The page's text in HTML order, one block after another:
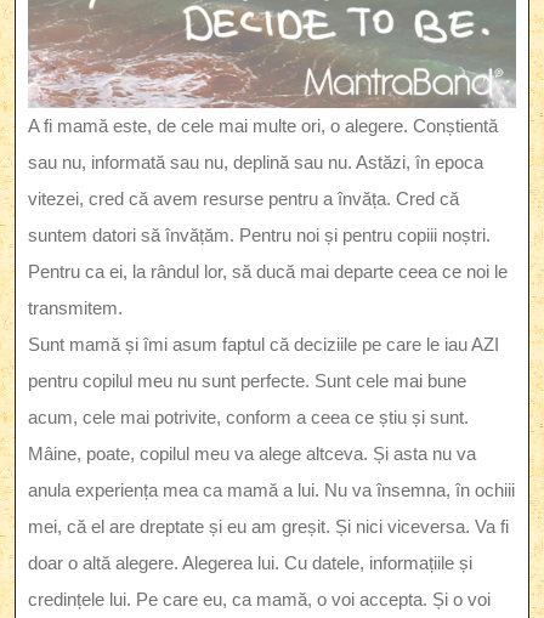
A fi mamă este, de cele mai multe ori, o alegere. Conștientă
sau nu, informată sau nu, deplină sau nu. Astăzi, în epoca
vitezei, cred că avem resurse pentru a învăța. Cred că
suntem datori să învățăm. Pentru noi și pentru copiii noștri.
Pentru ca ei, la rândul lor, să ducă mai departe ceea ce noi le
transmitem.
Sunt mamă și îmi asum faptul că deciziile pe care le iau AZI
pentru copilul meu nu sunt perfecte. Sunt cele mai bune
acum, cele mai potrivite, conform a ceea ce știu și sunt.
Mâine, poate, copilul meu va alege altceva. Și asta nu va
anula experiența mea ca mamă a lui. Nu va însemna, în ochiii
mei, că el are dreptate și eu am greșit. Și nici viceversa. Va fi
doar o altă alegere. Alegerea lui. Cu datele, informațiile și
credințele lui. Pe care eu, ca mamă, o voi accepta. Și o voi